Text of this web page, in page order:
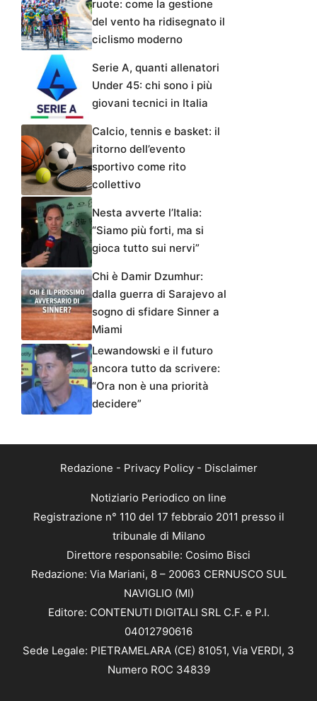
ruote: come la gestione
del vento ha ridisegnato il
ciclismo moderno
Serie A, quanti allenatori
Under 45: chi sono i più
giovani tecnici in Italia
Calcio, tennis e basket: il
ritorno dell’evento
sportivo come rito
collettivo
Nesta avverte l’Italia:
“Siamo più forti, ma si
gioca tutto sui nervi”
Chi è Damir Dzumhur:
dalla guerra di Sarajevo al
sogno di sfidare Sinner a
Miami
Lewandowski e il futuro
ancora tutto da scrivere:
“Ora non è una priorità
decidere”
Redazione - Privacy Policy- Disclaimer
Notiziario Periodico on line
Registrazione n° 110 del 17 febbraio 2011 presso il
tribunale di Milano
Direttore responsabile: Cosimo Bisci
Redazione: Via Mariani, 8 – 20063 CERNUSCO SUL
NAVIGLIO (MI)
Editore: CONTENUTI DIGITALI SRL C.F. e P.I.
04012790616
Sede Legale: PIETRAMELARA (CE) 81051, Via VERDI, 3
Numero ROC 34839